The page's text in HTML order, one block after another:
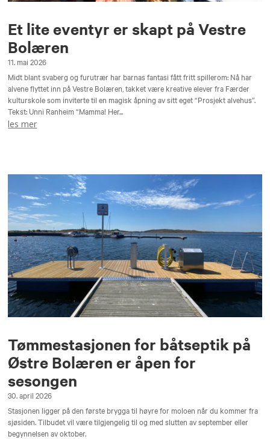
Et lite eventyr er skapt på Vestre
Bolæren
11. mai 2026
Midt blant svaberg og furutrær har barnas fantasi fått fritt spillerom: Nå har
alvene flyttet inn på Vestre Bolæren, takket være kreative elever fra Færder
kulturskole som inviterte til en magisk åpning av sitt eget “Prosjekt alvehus”.
Tekst: Unni Ranheim “Mamma! Her...
les mer
Tømmestasjonen for båtseptik på
Østre Bolæren er åpen for
sesongen
30. april 2026
Stasjonen ligger på den første brygga til høyre for moloen når du kommer fra
sjøsiden. Tilbudet vil være tilgjengelig til og med slutten av september eller
begynnelsen av oktober.